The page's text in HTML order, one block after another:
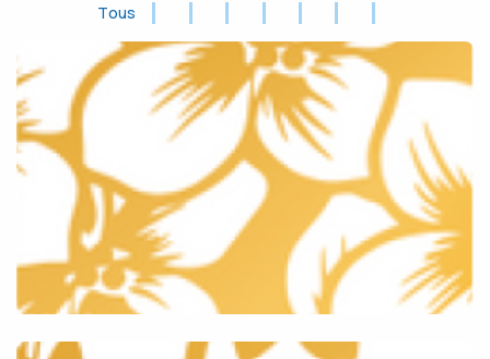
Tous